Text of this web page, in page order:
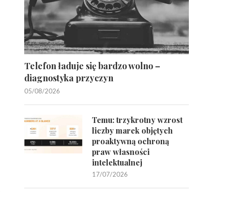
Telefon ładuje się bardzo wolno –
diagnostyka przyczyn
05/08/2026
Temu: trzykrotny wzrost
liczby marek objętych
proaktywną ochroną
praw własności
intelektualnej
17/07/2026